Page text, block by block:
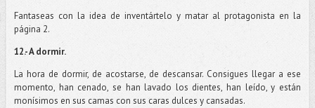
Fantaseas con la idea de inventártelo y matar al protagonista en la
página 2.
12.- A dormir.
La hora de dormir, de acostarse, de descansar. Consigues llegar a ese
momento, han cenado, se han lavado los dientes, han leído, y están
monísimos en sus camas con sus caras dulces y cansadas.